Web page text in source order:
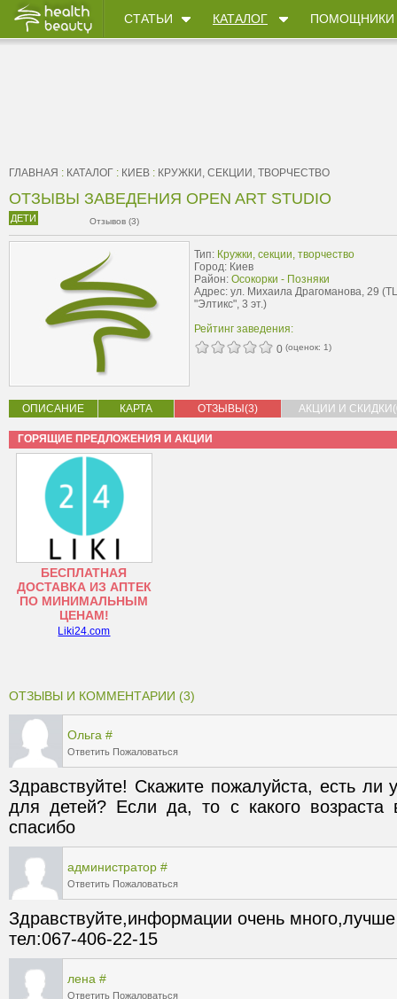
СТАТЬИ КАТАЛОГ ПОМОЩНИКИ
ГЛАВНАЯ : КАТАЛОГ : КИЕВ : КРУЖКИ, СЕКЦИИ, ТВОРЧЕСТВО
ОТЗЫВЫ ЗАВЕДЕНИЯ OPEN ART STUDIO
ДЕТИ Отзывов (3)
Тип: Кружки, секции, творчество
Город: Киев
Район: Осокорки - Позняки
Адрес: ул. Михаила Драгоманова, 29
"Элтикс", 3 эт.)
Рейтинг заведения:
0 (оценок: 1)
ОПИСАНИЕ КАРТА ОТЗЫВЫ(3) АКЦИИ И
ГОРЯЩИЕ ПРЕДЛОЖЕНИЯ И АКЦИИ
БЕСПЛАТНАЯ
ДОСТАВКА ИЗ АПТЕК
ПО МИНИМАЛЬНЫМ
ЦЕНАМ!
Liki24.com
ОТЗЫВЫ И КОММЕНТАРИИ (3)
Ольга #
Ответить Пожаловаться
Здравствуйте! Скажите пожалуйста, есть ли
для детей? Если да, то с какого возраста
спасибо
администратор #
Ответить Пожаловаться
Здравствуйте,информации очень
тел:067-406-22-15
лена #
Ответить Пожаловаться